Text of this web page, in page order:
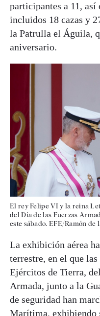
participantes a 11, así
incluidos 18 cazas y
la Patrulla el Águila,
aniversario.
El rey Felipe VI y la reina
del Día de las Fuerzas
este sábado. EFE/Ramón de
La exhibición aérea
terrestre, en el que
Ejércitos de Tierra,
Armada, junto a la
de seguridad han
Marítima, exhibiendo